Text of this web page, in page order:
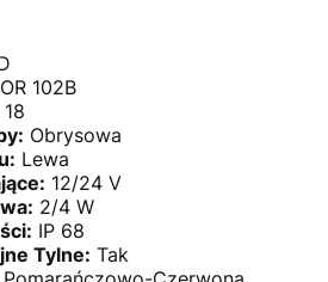
102B
18
Obrysowa
Lewa
12/24 V
2/4 W
IP 68
Tylne: Tak